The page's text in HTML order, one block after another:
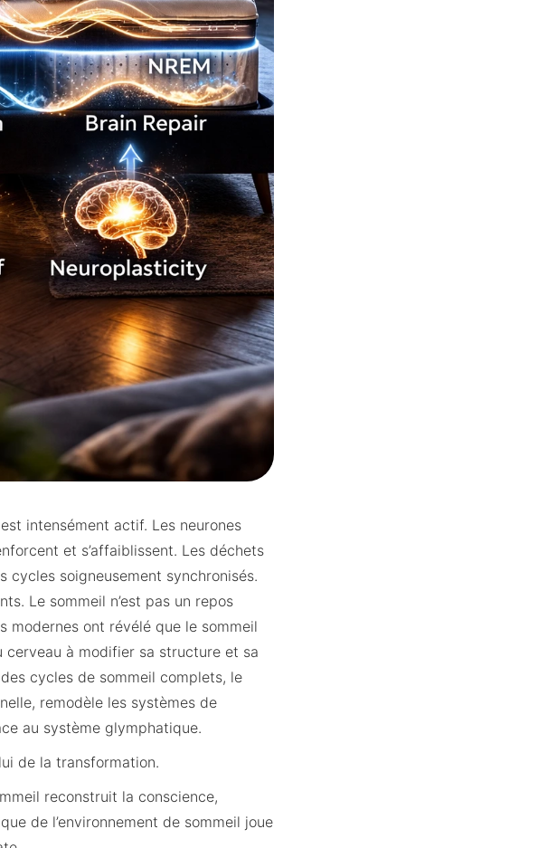
intensément actif. Les neurones
et s’affaiblissent. Les déchets
cycles soigneusement synchronisés.
Le sommeil n’est pas un repos
modernes ont révélé que le sommeil
à modifier sa structure et sa
cycles de sommeil complets, le
remodèle les systèmes de
au système glymphatique.
de la transformation.
reconstruit la conscience,
de l’environnement de sommeil joue